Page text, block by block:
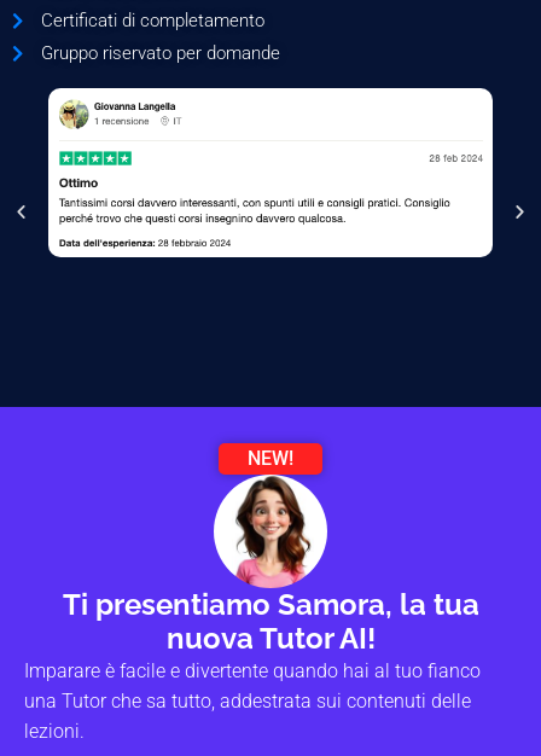
Certificati di completamento
Gruppo riservato per domande
NEW!
Ti presentiamo Samora, la tua
nuova Tutor AI!
Imparare è facile e divertente quando hai al tuo fianco
una Tutor che sa tutto, addestrata sui contenuti delle
lezioni.